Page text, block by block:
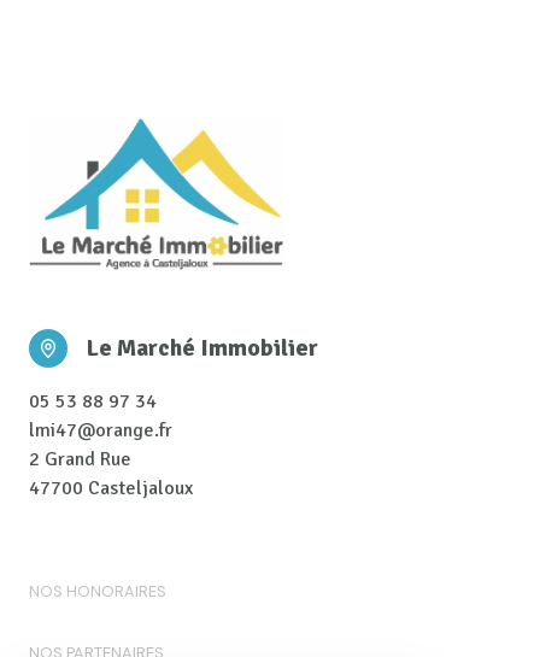
Le Marché Immobilier
05 53 88 97 34
lmi47@orange.fr
2 Grand Rue
47700 Casteljaloux
NOS HONORAIRES
NOS PARTENAIRES